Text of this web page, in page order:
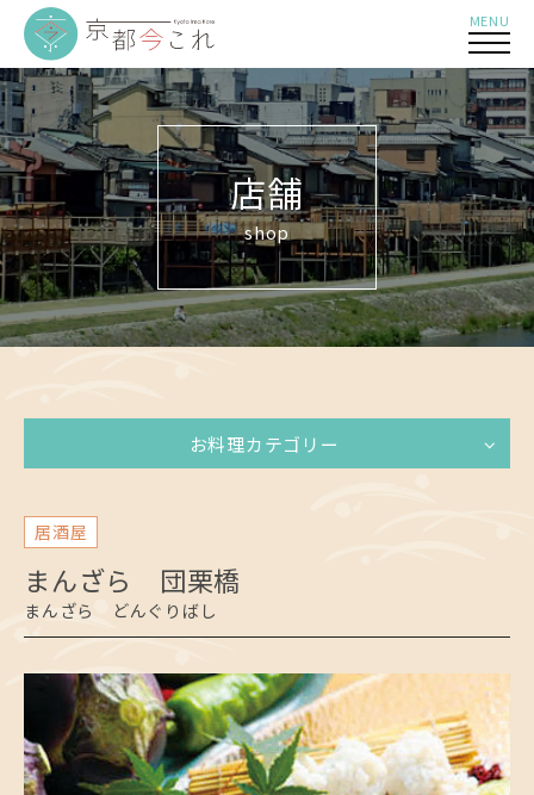
MENU
店舗
shop
お料理カテゴリー
居酒屋
まんざら 団栗橋
まんざら どんぐりばし